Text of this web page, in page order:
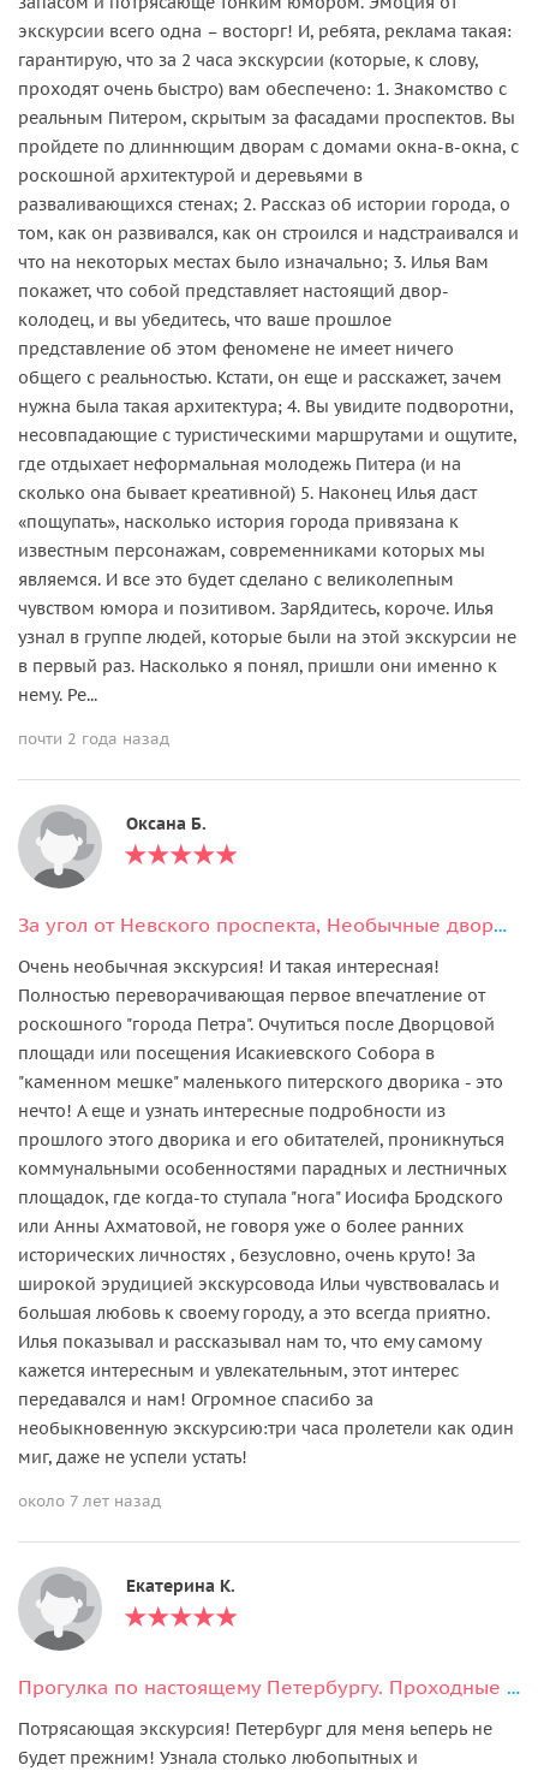
экскурсии всего одна – восторг! И, ребята, реклама такая:
гарантирую, что за 2 часа экскурсии (которые, к слову,
проходят очень быстро) вам обеспечено: 1. Знакомство с
реальным Питером, скрытым за фасадами проспектов. Вы
пройдете по длиннющим дворам с домами окна-в-окна, с
роскошной архитектурой и деревьями в
разваливающихся стенах; 2. Рассказ об истории города, о
том, как он развивался, как он строился и надстраивался и
что на некоторых местах было изначально; 3. Илья Вам
покажет, что собой представляет настоящий двор-
колодец, и вы убедитесь, что ваше прошлое
представление об этом феномене не имеет ничего
общего с реальностью. Кстати, он еще и расскажет, зачем
нужна была такая архитектура; 4. Вы увидите подворотни,
несовпадающие с туристическими маршрутами и ощутите,
где отдыхает неформальная молодежь Питера (и на
сколько она бывает креативной) 5. Наконец Илья даст
«пощупать», насколько история города привязана к
известным персонажам, современниками которых мы
являемся. И все это будет сделано с великолепным
чувством юмора и позитивом. ЗарЯдитесь, короче. Илья
узнал в группе людей, которые были на этой экскурсии не
в первый раз. Насколько я понял, пришли они именно к
нему. Ре...
почти 2 года назад
Оксана Б.
За угол от Невского проспекта, Необычные дворы Санкт-Петербурга
Очень необычная экскурсия! И такая интересная!
Полностью переворачивающая первое впечатление от
роскошного "города Петра". Очутиться после Дворцовой
площади или посещения Исакиевского Собора в
"каменном мешке" маленького питерского дворика - это
нечто! А еще и узнать интересные подробности из
прошлого этого дворика и его обитателей, проникнуться
коммунальными особенностями парадных и лестничных
площадок, где когда-то ступала "нога" Иосифа Бродского
или Анны Ахматовой, не говоря уже о более ранних
исторических личностях , безусловно, очень круто! За
широкой эрудицией экскурсовода Ильи чувствовалась и
большая любовь к своему городу, а это всегда приятно.
Илья показывал и рассказывал нам то, что ему самому
кажется интересным и увлекательным, этот интерес
передавался и нам! Огромное спасибо за
необыкновенную экскурсию:три часа пролетели как один
миг, даже не успели устать!
около 7 лет назад
Екатерина К.
Прогулка по настоящему Петербургу. Проходные дворы Моховой
Потрясающая экскурсия! Петербург для меня ьеперь не
будет прежним! Узнала столько любопытных и